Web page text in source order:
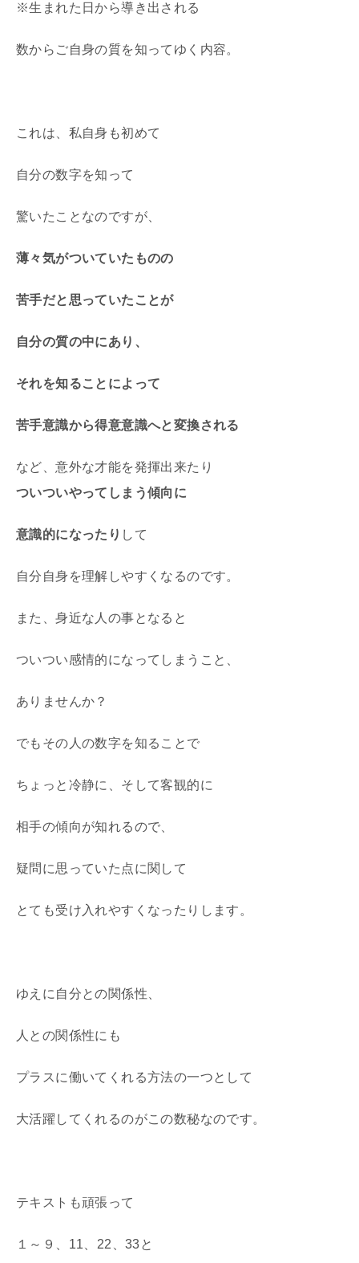
※生まれた日から導き出される
数からご自身の質を知ってゆく内容。
これは、私自身も初めて
自分の数字を知って
驚いたことなのですが、
薄々気がついていたものの
苦手だと思っていたことが
自分の質の中にあり、
それを知ることによって
苦手意識から得意意識へと変換される
など、意外な才能を発揮出来たり
ついついやってしまう傾向に
意識的になったり して
自分自身を理解しやすくなるのです。
また、身近な人の事となると
ついつい感情的になってしまうこと、
ありませんか？
でもその人の数字を知ることで
ちょっと冷静に、そして客観的に
相手の傾向が知れるので、
疑問に思っていた点に関して
とても受け入れやすくなったりします。
ゆえに自分との関係性、
人との関係性にも
プラスに働いてくれる方法の一つとして
大活躍してくれるのがこの数秘なのです。
テキストも頑張って
１～９、11、22、33と